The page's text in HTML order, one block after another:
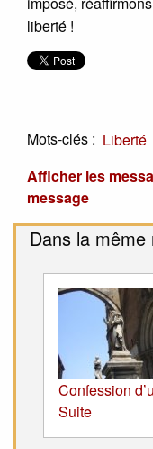
liberté !
Mots-clés : Liberté
Afficher les
message
Dans la même
Confession
Suite